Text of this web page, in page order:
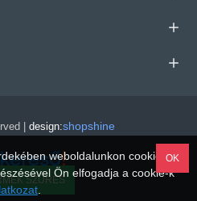
| design:shopshine
OK
weboldalunkon cookie-kat
Ön elfogadja a cookie-k
SZŰRÉS